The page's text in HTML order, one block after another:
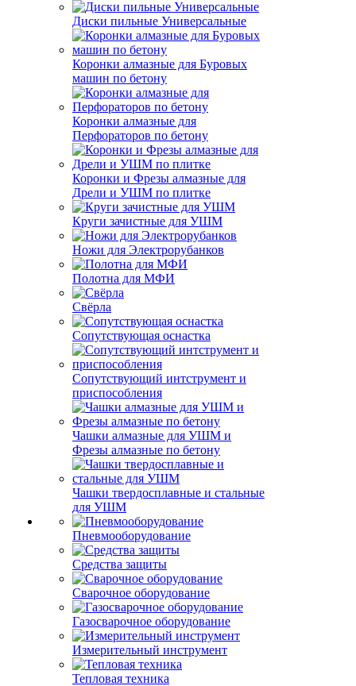
Диски пильные Универсальные
Коронки алмазные для Буровых
машин по бетону
Коронки алмазные для
Перфораторов по бетону
Коронки и Фрезы алмазные для
Дрели и УШМ по плитке
Круги зачистные для УШМ
Ножи для Электрорубанков
Полотна для МФИ
Свёрла
Сопутствующая оснастка
Сопутствующий интструмент и
приспособления
Чашки алмазные для УШМ и
Фрезы алмазные по бетону
Чашки твердосплавные и стальные
для УШМ
Пневмооборудование
Средства защиты
Сварочное оборудование
Газосварочное оборудование
Измерительный инструмент
Тепловая техника